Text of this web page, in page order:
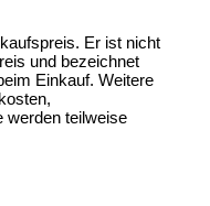
Er ist nicht
und bezeichnet
Einkauf. Weitere
werden teilweise